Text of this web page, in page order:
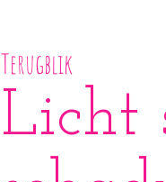
Terugblik
Licht